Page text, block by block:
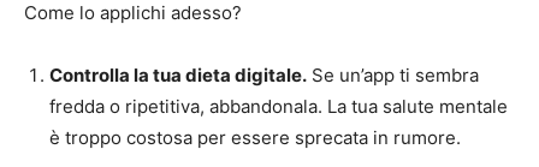
Come lo applichi adesso?
Controlla la tua dieta digitale. Se un’app ti sembra
fredda o ripetitiva, abbandonala. La tua salute mentale
è troppo costosa per essere sprecata in rumore.